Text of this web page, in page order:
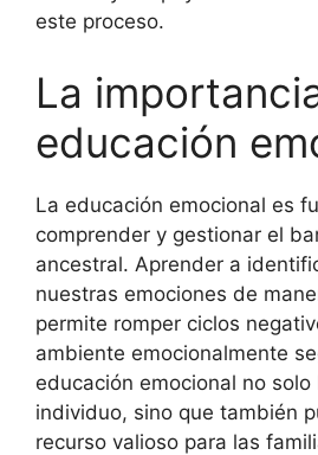
este proceso.
La
educación
La educación emocional es
comprender y gestionar el
ancestral. Aprender a
nuestras emociones de
permite romper ciclos
ambiente emocionalmente
educación emocional no
individuo, sino que también
recurso valioso para las